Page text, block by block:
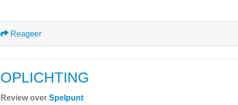
Reageer
OPLICHTING
Review over Spelpunt